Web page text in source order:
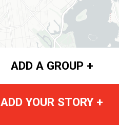
ADD A GROUP +
ADD YOUR STORY +